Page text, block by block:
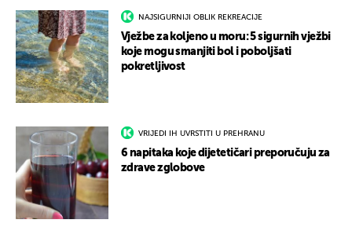
NAJSIGURNIJI OBLIK REKREACIJE
Vježbe za koljeno u moru: 5 sigurnih vježbi
koje mogu smanjiti bol i poboljšati
pokretljivost
VRIJEDI IH UVRSTITI U PREHRANU
6 napitaka koje dijetetičari preporučuju za
zdrave zglobove